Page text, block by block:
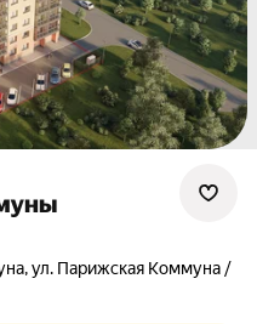
ул. Парижская Коммуна /